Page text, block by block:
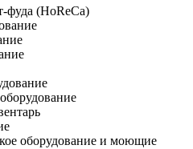
фуда (HoReCa)
оборудование и моющие